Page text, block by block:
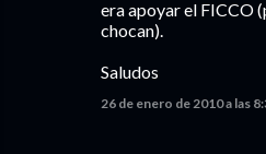
era apoyar el FICCO
chocan).
Saludos
26 de enero de 2010 a las